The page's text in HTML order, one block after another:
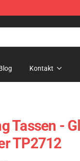
Kontakt
Tassen -
TP2712